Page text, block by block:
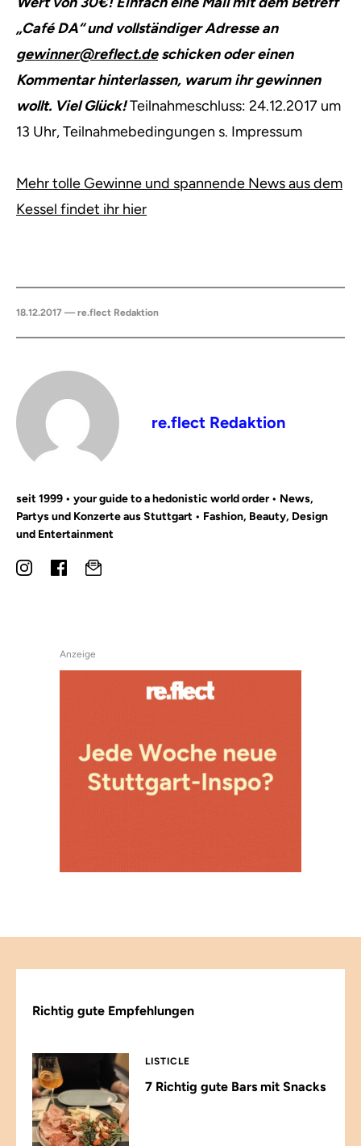
„Café DA“ und vollständiger Adresse an
gewinner@reflect.deschicken oder einen
Kommentar hinterlassen, warum ihr gewinnen
wollt. Viel Glück!Teilnahmeschluss: 24.12.2017 um
13 Uhr, Teilnahmebedingungen s. Impressum
Mehr tolle Gewinne und spannende News aus dem
Kessel findet ihr hier
18.12.2017 — re.flect Redaktion
re.flect Redaktion
seit 1999 • your guide to a hedonistic world order • News,
Partys und Konzerte aus Stuttgart • Fashion, Beauty, Design
und Entertainment
Anzeige
Richtig gute Empfehlungen
LISTICLE
7 Richtig gute Bars mit Snacks